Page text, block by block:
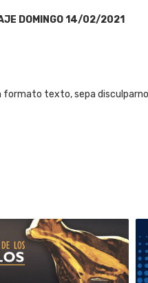
DOMINGO 14/02/2021
texto, sepa